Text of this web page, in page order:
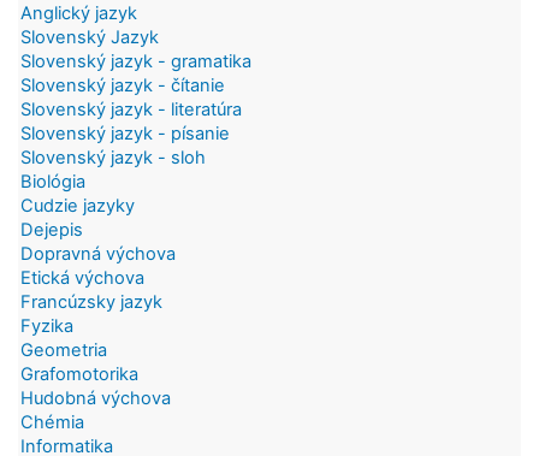
Anglický jazyk
Slovenský Jazyk
Slovenský jazyk - gramatika
Slovenský jazyk - čítanie
Slovenský jazyk - literatúra
Slovenský jazyk - písanie
Slovenský jazyk - sloh
Biológia
Cudzie jazyky
Dejepis
Dopravná výchova
Etická výchova
Francúzsky jazyk
Fyzika
Geometria
Grafomotorika
Hudobná výchova
Chémia
Informatika